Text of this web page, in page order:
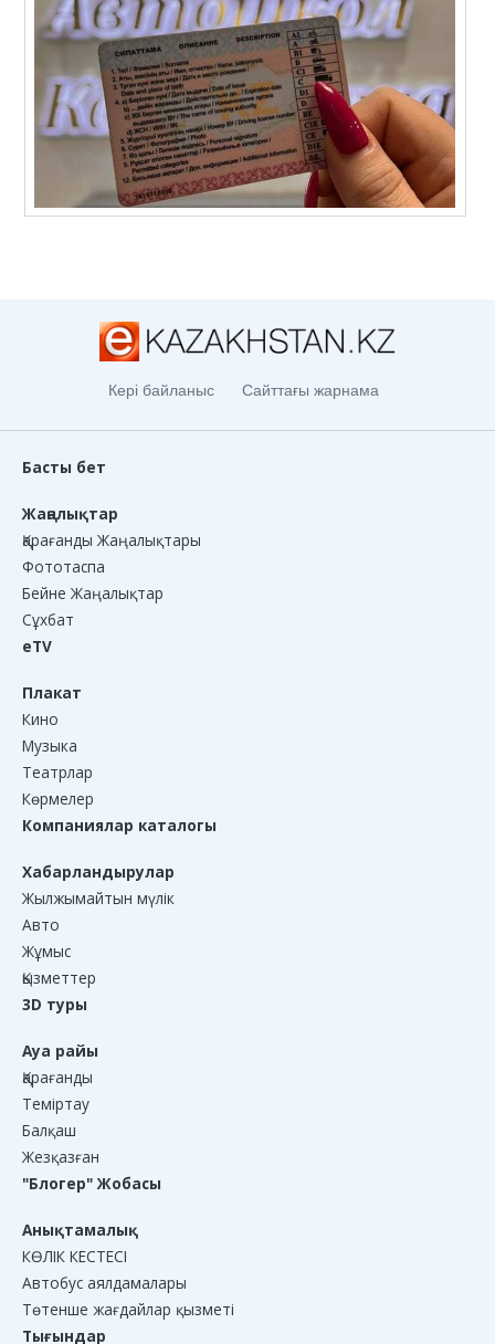
Кері байланыс Сайттағы жарнама
Басты бет
Жаңалықтар
Қарағанды Жаңалықтары
Фототаспа
Бейне Жаңалықтар
Сұхбат
eTV
Плакат
Кино
Музыка
Театрлар
Көрмелер
Компаниялар каталогы
Хабарландырулар
Жылжымайтын мүлік
Авто
Жұмыс
Қызметтер
3D туры
Ауа райы
Қарағанды
Теміртау
Балқаш
Жезқазған
"Блогер" Жобасы
Анықтамалық
КӨЛІК КЕСТЕСІ
Автобус аялдамалары
Төтенше жағдайлар қызметі
Тығындар